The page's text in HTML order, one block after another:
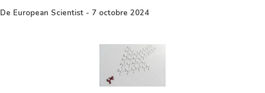
De European Scientist - 7 octobre 2024